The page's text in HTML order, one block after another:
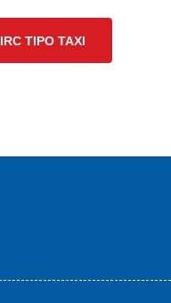
TIPO TAXI